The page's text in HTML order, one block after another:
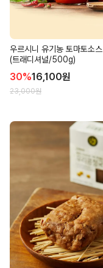
우르시니 유기농 토마토소스
(트래디셔널/500g)
30%16,100원
23,000원